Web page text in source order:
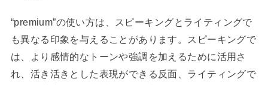
“premium”の使い方は、スピーキングとライティングで
も異なる印象を与えることがあります。スピーキングで
は、より感情的なトーンや強調を加えるために活用さ
れ、活き活きとした表現ができる反面、ライティングで